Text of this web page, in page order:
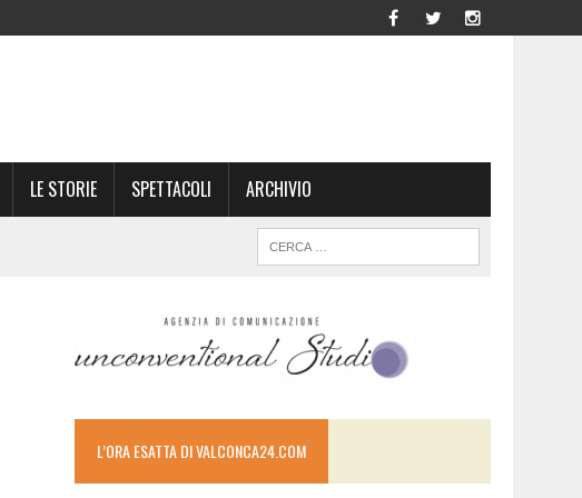
LE STORIE SPETTACOLI ARCHIVIO
L’ORA ESATTA DI VALCONCA24.COM